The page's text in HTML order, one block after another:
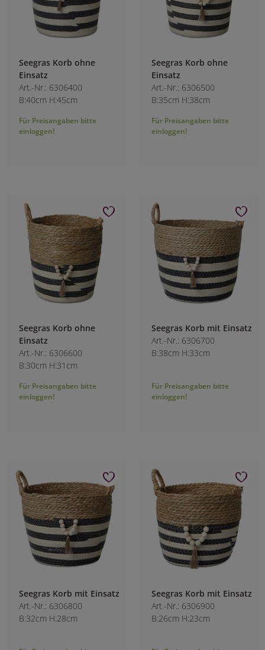
Seegras Korb ohne
Einsatz
Art.-Nr.: 6306400
B:40cm H:45cm
Für Preisangaben bitte
einloggen!
Seegras Korb ohne
Einsatz
Art.-Nr.: 6306500
B:35cm H:38cm
Für Preisangaben bitte
einloggen!
Seegras Korb ohne
Einsatz
Art.-Nr.: 6306600
B:30cm H:31cm
Für Preisangaben bitte
einloggen!
Seegras Korb mit Einsatz
Art.-Nr.: 6306700
B:38cm H:33cm
Für Preisangaben bitte
einloggen!
Seegras Korb mit Einsatz
Art.-Nr.: 6306800
B:32cm H:28cm
Seegras Korb mit Einsatz
Art.-Nr.: 6306900
B:26cm H:23cm